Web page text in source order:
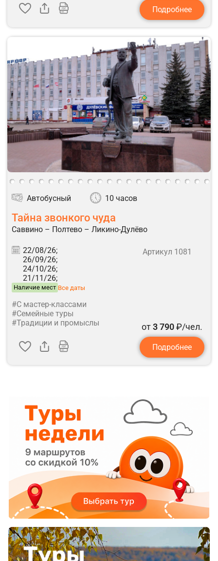
Подробнее
Автобусный 10 часов
Тайна звонкого чуда
Саввино – Полтево – Ликино-Дулёво
22/08/26;
26/09/26;
24/10/26;
21/11/26;
Наличие мест Все даты
Артикул 1081
#С мастер-классами
#Семейные туры
#Традиции и промыслы
от3 790₽/чел.
Подробнее